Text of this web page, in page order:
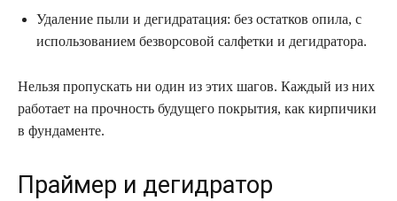
Удаление пыли и дегидратация: без остатков опила, с
использованием безворсовой салфетки и дегидратора.
Нельзя пропускать ни один из этих шагов. Каждый из них
работает на прочность будущего покрытия, как кирпичики
в фундаменте.
Праймер и дегидратор